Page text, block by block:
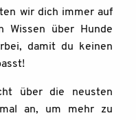
wir dich immer auf
Wissen über Hunde
damit du keinen
über die neusten
an, um mehr zu